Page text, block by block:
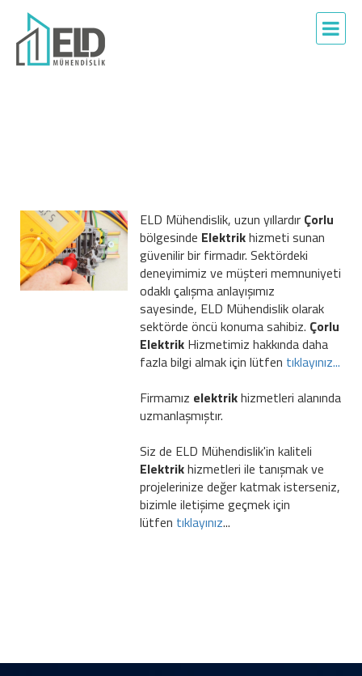
ELD Mühendislik, uzun yıllardır Çorlu
bölgesinde Elektrikhizmeti sunan
güvenilir bir firmadır. Sektördeki
deneyimimiz ve müşteri memnuniyeti
odaklı çalışma anlayışımız
sayesinde, ELD Mühendislik olarak
sektörde öncü konuma sahibiz. Çorlu
ElektrikHizmetimiz hakkında daha
fazla bilgi almak için lütfen tıklayınız...
Firmamız elektrikhizmetleri alanında
uzmanlaşmıştır.
Siz de ELD Mühendislik'in kaliteli
Elektrikhizmetleri ile tanışmak ve
projelerinize değer katmak isterseniz,
bizimle iletişime geçmek için
lütfen tıklayınız...